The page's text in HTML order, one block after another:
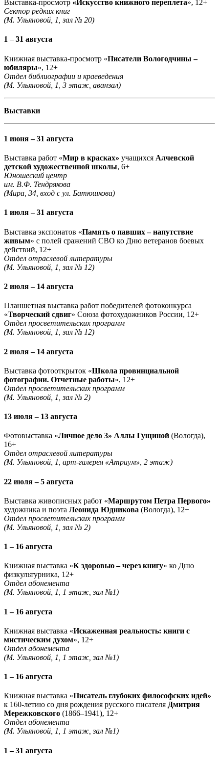
Выставка-просмотр «Искусство книжного переплета», 12+
Сектор редких книг
(М. Ульяновой, 1, зал № 20)
1 – 31 августа
Книжная выставка-просмотр «Писатели Вологодчины –
юбиляры», 12+
Отдел библиографии и краеведения
(М. Ульяновой, 1, 3 этаж, аванзал)
Выставки
1 июня – 31 августа
Выставка работ «Мир в красках» учащихся Алчевской
детской художественной школы, 6+
Юношеский центр
им. В.Ф. Тендрякова
(Мира, 34, вход с ул. Батюшкова)
1 июля – 31 августа
Выставка экспонатов «Память о павших – напутствие
живым» с полей сражений СВО ко Дню ветеранов боевых
действий, 12+
Отдел отраслевой литературы
(М. Ульяновой, 1, зал № 12)
2 июля – 14 августа
Планшетная выставка работ победителей фотоконкурса
«Творческий сдвиг» Союза фотохудожников России, 12+
Отдел просветительских программ
(М. Ульяновой, 1, зал № 12)
2 июля – 14 августа
Выставка фотооткрыток «Школа провинциальной
фотографии. Отчетные работы», 12+
Отдел просветительских программ
(М. Ульяновой, 1, зал № 2)
13 июля – 13 августа
Фотовыставка «Личное дело 3» Аллы Гущиной (Вологда),
16+
Отдел отраслевой литературы
(М. Ульяновой, 1, арт-галерея «Атриум», 2 этаж)
22 июля – 5 августа
Выставка живописных работ «Маршрутом Петра Первого»
художника и поэта Леонида Юдникова (Вологда), 12+
Отдел просветительских программ
(М. Ульяновой, 1, зал № 2)
1 – 16 августа
Книжная выставка «К здоровью – через книгу» ко Дню
физкультурника, 12+
Отдел абонемента
(М. Ульяновой, 1, 1 этаж, зал №1)
1 – 16 августа
Книжная выставка «Искаженная реальность: книги с
мистическим духом», 12+
Отдел абонемента
(М. Ульяновой, 1, 1 этаж, зал №1)
1 – 16 августа
Книжная выставка «Писатель глубоких философских идей»
к 160-летию со дня рождения русского писателя Дмитрия
Мережковского (1866–1941), 12+
Отдел абонемента
(М. Ульяновой, 1, 1 этаж, зал №1)
1 – 31 августа